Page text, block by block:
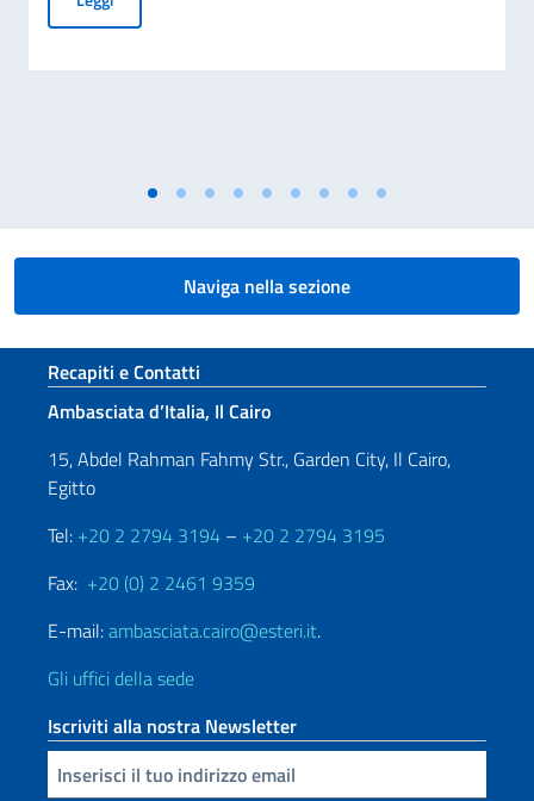
Naviga nella sezione
Sezione footer
Recapiti e Contatti
Ambasciata d’Italia, Il Cairo
15, Abdel Rahman Fahmy Str., Garden City, Il Cairo,
Egitto
Tel: +20 2 2794 3194 – +20 2 2794 3195
Fax: +20 (0) 2 2461 9359
E-mail:ambasciata.cairo@esteri.it.
Gli uffici della sede
Iscriviti alla nostra Newsletter
Inserisci la tua email